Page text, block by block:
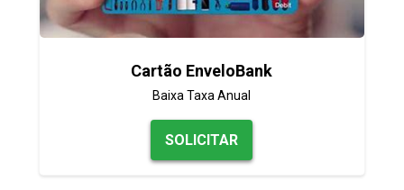
Cartão EnveloBank
Baixa Taxa Anual
SOLICITAR